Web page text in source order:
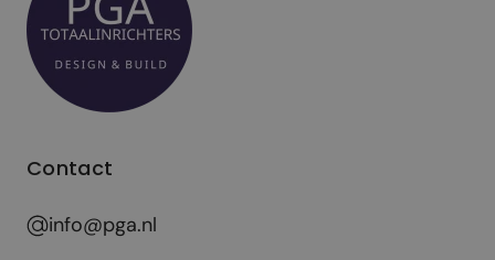
Contact
info@pga.nl